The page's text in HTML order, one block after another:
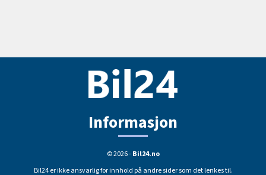
Informasjon
© 2026 -Bil24.no
Bil24 er ikke ansvarlig for innhold på andre sider som det lenkes til.